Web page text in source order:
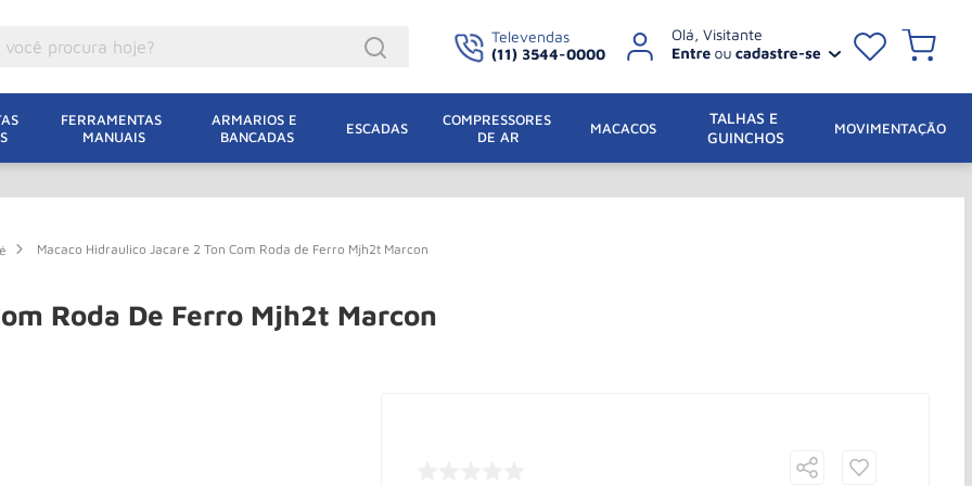
Televendas
(11) 3544-0000
FERRAMENTAS
MANUAIS
ARMARIOS E
BANCADAS
ESCADAS
COMPRESSORES
DE AR
MACACOS
TALHAS E
GUINCHOS
MOVIMENTAÇÃO
Macaco Hidraulico Jacare 2 Ton Com Roda de Ferro Mjh2t Marcon
Roda De Ferro Mjh2t Marcon